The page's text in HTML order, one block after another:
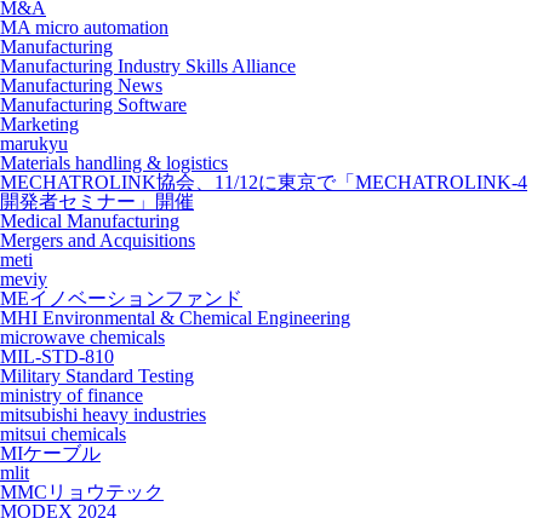
M&A
MA micro automation
Manufacturing
Manufacturing Industry Skills Alliance
Manufacturing News
Manufacturing Software
Marketing
marukyu
Materials handling & logistics
MECHATROLINK協会、11/12に東京で「MECHATROLINK-4
開発者セミナー」開催
Medical Manufacturing
Mergers and Acquisitions
meti
meviy
MEイノベーションファンド
MHI Environmental & Chemical Engineering
microwave chemicals
MIL-STD-810
Military Standard Testing
ministry of finance
mitsubishi heavy industries
mitsui chemicals
MIケーブル
mlit
MMCリョウテック
MODEX 2024